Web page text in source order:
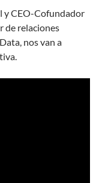
y CEO-Cofundador
de relaciones
nos van a